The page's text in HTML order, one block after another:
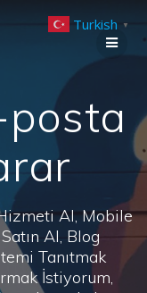
posta
Al, Mobile
Al, Blog
Tanıtmak
İstiyorum,
Turkish ▼